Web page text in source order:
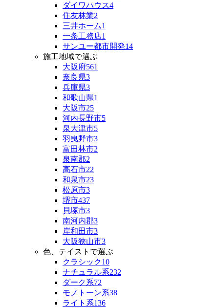
ダイワハウス4
住友林業2
三井ホーム1
一条工務店1
サンユー都市開発14
施工地域で選ぶ
大阪府561
奈良県3
兵庫県3
和歌山県1
大阪市25
河内長野市5
泉大津市5
羽曳野市3
富田林市2
泉南郡2
高石市22
和泉市23
松原市3
堺市437
貝塚市3
南河内郡3
岸和田市3
大阪狭山市3
色、テイストで選ぶ
クラシック10
ナチュラル系232
ダーク系72
モノトーン系38
ライト系136